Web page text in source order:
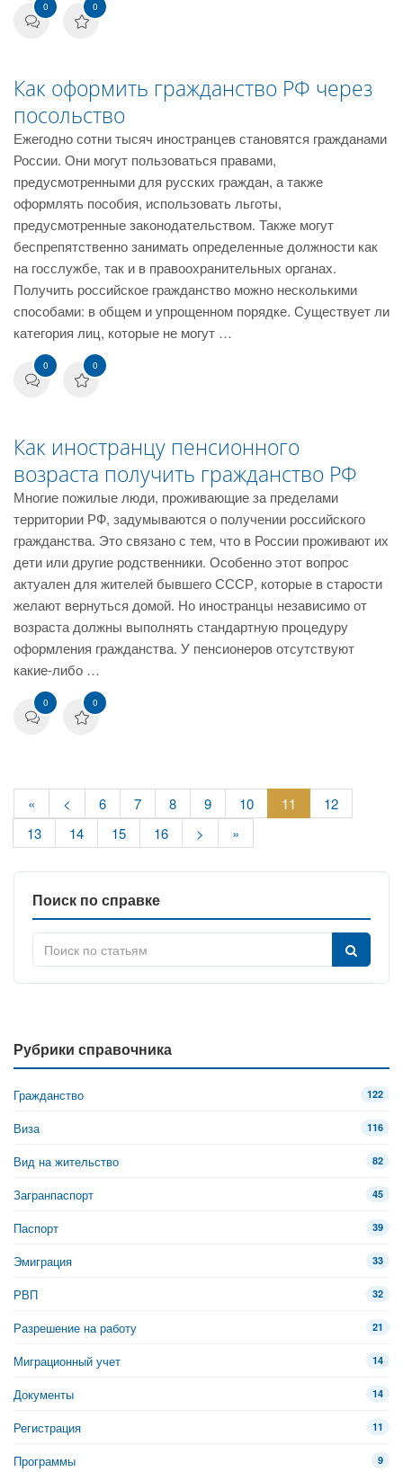
0 0
Как оформить гражданство РФ через
посольство
Ежегодно сотни тысяч иностранцев становятся гражданами
России. Они могут пользоваться правами,
предусмотренными для русских граждан, а также
оформлять пособия, использовать льготы,
предусмотренные законодательством. Также могут
беспрепятственно занимать определенные должности как
на госслужбе, так и в правоохранительных органах.
Получить российское гражданство можно несколькими
способами: в общем и упрощенном порядке. Существует ли
категория лиц, которые не могут …
0 0
Как иностранцу пенсионного
возраста получить гражданство РФ
Многие пожилые люди, проживающие за пределами
территории РФ, задумываются о получении российского
гражданства. Это связано с тем, что в России проживают их
дети или другие родственники. Особенно этот вопрос
актуален для жителей бывшего СССР, которые в старости
желают вернуться домой. Но иностранцы независимо от
возраста должны выполнять стандартную процедуру
оформления гражданства. У пенсионеров отсутствуют
какие-либо …
0 0
« < 6 7 8 9 10 11
12
13
14 15 16 > »
Поиск по справке
Рубрики справочника
Гражданство 122
Виза 116
Вид на жительство 82
Загранпаспорт 45
Паспорт 39
Эмиграция 33
РВП 32
Разрешение на работу 21
Миграционный учет 14
Документы 14
Регистрация 11
Программы 9